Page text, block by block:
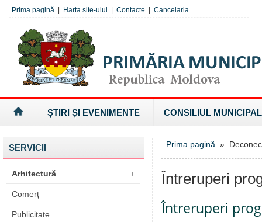
Prima pagină Harta site-ului Contacte Cancelaria
ȘTIRI ȘI EVENIMENTE CONSILIUL MUNICIPAL
SERVICII
Arhitectură +
Comerț
Publicitate
Prima pagină »
Întreruperi
Întreruperi